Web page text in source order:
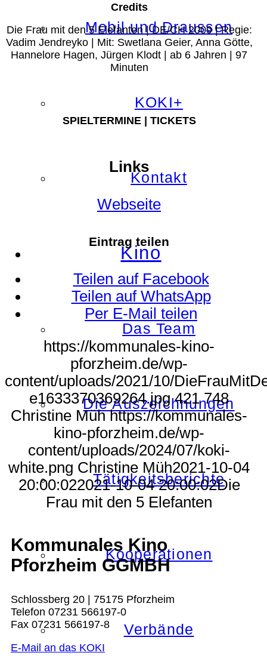
Mobil und Draussen
KOKI+
Kontakt
Kino
Das Team
Die Auszeichnungen
Tätigkeitsberichte
Kooperationen
Verbände
Credits
Die Frau mit den 5 Elefanten | DE/CH 2009 | Regie:
Vadim Jendreyko | Mit: Swetlana Geier, Anna Götte,
Hannelore Hagen, Jürgen Klodt | ab 6 Jahren | 97
Minuten
SPIELTERMINE | TICKETS
Links
Webseite
Eintrag teilen
Teilen auf Facebook
Teilen auf WhatsApp
Per E-Mail teilen
https://kommunales-kino-
pforzheim.de/wp-
content/uploads/2021/10/
e1633370369264.jpg 421 748
Christine Müh https://kommunales-
kino-pforzheim.de/wp-
content/uploads/2024/07/koki-
white.png Christine Müh2021-10-04
20:00:022021-10-04 20:00:02Die
Frau mit den 5 Elefanten
Kommunales Kino
Pforzheim GGMBH
Schlossberg 20 | 75175 Pforzheim
Telefon 07231 566197-0
Fax 07231 566197-8
E-Mail an das KOKI